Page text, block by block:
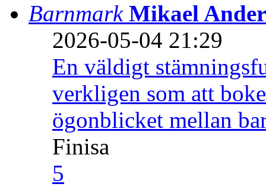
Barnmark Mikael
2026-05-04 21:29
En väldigt
verkligen som att
ögonblicket mellan
Finisa
5